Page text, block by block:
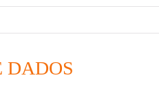
DADOS